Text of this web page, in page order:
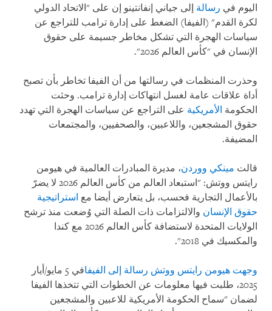
اليوم في رسالة إلى جياني إنفانتينو إن على "الاتحاد الدولي
لكرة القدم" (الفيفا) الضغط على إدارة ترامب للتراجع عن
سياسات الهجرة التي تشكل مخاطر جسيمة على حقوق
الإنسان في "كأس العالم 2026".
وحذرت المنظمات في رسالتها من أن الفيفا تخاطر بأن تصبح
أداة علاقات عامة لغسل انتهاكات إدارة ترامب. وحثت
الحكومة الأمريكية على التراجع عن سياسات الهجرة التي تهدد
حقوق المشجعين، واللاعبين، والصحفيين، والمجتمعات
المضيفة.
قالت مينكي ووردن، مديرة المبادرات العالمية في هيومن
رايتس ووتش: "استبعاد العالم من كأس العالم 2026 لا يضرّ
بالأعمال التجارية فحسب، بل يتعارض أيضا مع استراتيجية
حقوق الإنسان والالتزامات ذات الصلة التي وُضعت منذ ترشح
الولايات المتحدة لاستضافة كأس العالم 2026 مع كندا
والمكسيك في 2018".
وجهت هيومن رايتس ووتش رسالة إلى الفيفا
في 5 مايو/أيار
2025، طلبت فيها معلومات عن الخطوات التي تتخذها الفيفا
لضمان "سماح الحكومة الأمريكية للاعبين والمشجعين